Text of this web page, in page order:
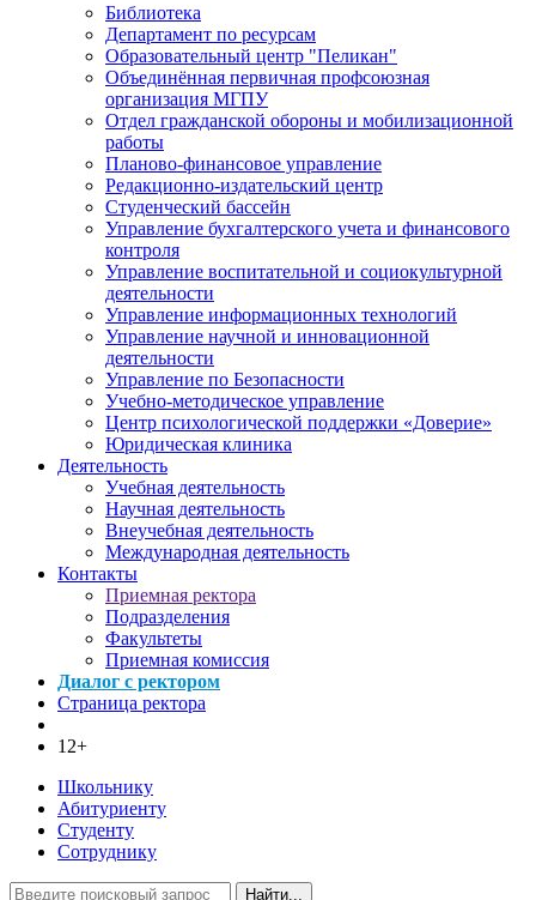
Библиотека
Департамент по ресурсам
Образовательный центр "Пеликан"
Объединённая первичная профсоюзная
организация МГПУ
Отдел гражданской обороны и мобилизационной
работы
Планово-финансовое управление
Редакционно-издательский центр
Студенческий бассейн
Управление бухгалтерского учета и финансового
контроля
Управление воспитательной и социокультурной
деятельности
Управление информационных технологий
Управление научной и инновационной
деятельности
Управление по Безопасности
Учебно-методическое управление
Центр психологической поддержки «Доверие»
Юридическая клиника
Деятельность
Учебная деятельность
Научная деятельность
Внеучебная деятельность
Международная деятельность
Контакты
Приемная ректора
Подразделения
Факультеты
Приемная комиссия
Диалог с ректором
Страница ректора
12+
Школьнику
Абитуриенту
Студенту
Сотруднику
Найти...